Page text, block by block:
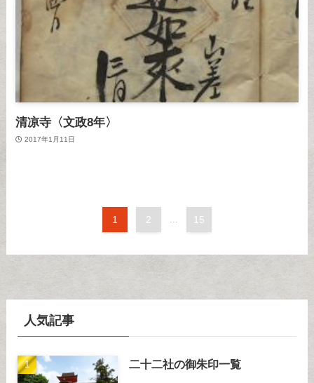
清凉寺〈文政8年〉
2017年1月11日
1 2 15
人気記事
二十二社の御朱印一覧